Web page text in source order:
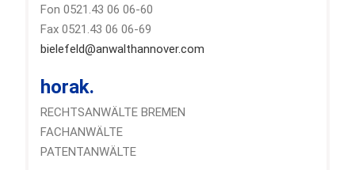
Fon 0521.43 06 06-60
Fax 0521.43 06 06-69
bielefeld@anwalthannover.com
horak.
RECHTSANWÄLTE BREMEN
FACHANWÄLTE
PATENTANWÄLTE